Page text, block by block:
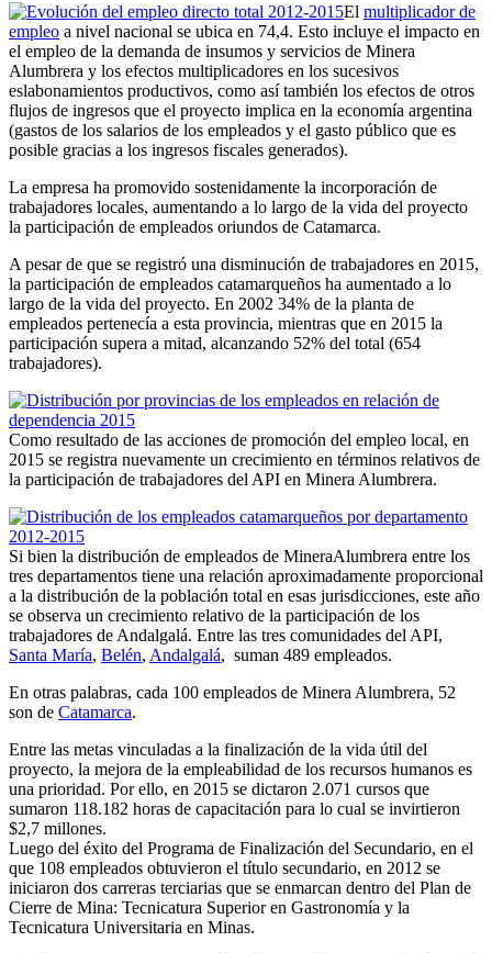
El multiplicador de
empleo a nivel nacional se ubica en 74,4. Esto incluye el impacto en
el empleo de la demanda de insumos y servicios de Minera
Alumbrera y los efectos multiplicadores en los sucesivos
eslabonamientos productivos, como así también los efectos de otros
flujos de ingresos que el proyecto implica en la economía argentina
(gastos de los salarios de los empleados y el gasto público que es
posible gracias a los ingresos fiscales generados).
La empresa ha promovido sostenidamente la incorporación de
trabajadores locales, aumentando a lo largo de la vida del proyecto
la participación de empleados oriundos de Catamarca.
A pesar de que se registró una disminución de trabajadores en 2015,
la participación de empleados catamarqueños ha aumentado a lo
largo de la vida del proyecto. En 2002 34% de la planta de
empleados pertenecía a esta provincia, mientras que en 2015 la
participación supera a mitad, alcanzando 52% del total (654
trabajadores).
Como resultado de las acciones de promoción del empleo local, en
2015 se registra nuevamente un crecimiento en términos relativos de
la participación de trabajadores del API en Minera Alumbrera.
Si bien la distribución de empleados de MineraAlumbrera entre los
tres departamentos tiene una relación aproximadamente proporcional
a la distribución de la población total en esas jurisdicciones, este año
se observa un crecimiento relativo de la participación de los
trabajadores de Andalgalá. Entre las tres comunidades del API,
Santa María, Belén, Andalgalá, suman 489 empleados.
En otras palabras, cada 100 empleados de Minera Alumbrera, 52
son de Catamarca.
Entre las metas vinculadas a la finalización de la vida útil del
proyecto, la mejora de la empleabilidad de los recursos humanos es
una prioridad. Por ello, en 2015 se dictaron 2.071 cursos que
sumaron 118.182 horas de capacitación para lo cual se invirtieron
$2,7 millones.
Luego del éxito del Programa de Finalización del Secundario, en el
que 108 empleados obtuvieron el título secundario, en 2012 se
iniciaron dos carreras terciarias que se enmarcan dentro del Plan de
Cierre de Mina: Tecnicatura Superior en Gastronomía y la
Tecnicatura Universitaria en Minas.